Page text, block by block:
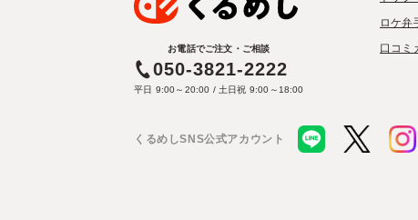
お電話でご注文・ご相談
050-3821-2222
平日 9:00～20:00 / 土日祝 9:00～18:00
ロケ弁
口コミ
くるめしSNS公式アカウント